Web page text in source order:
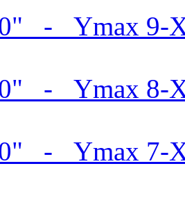
- Ymax 9-
- Ymax 8-
- Ymax 7-